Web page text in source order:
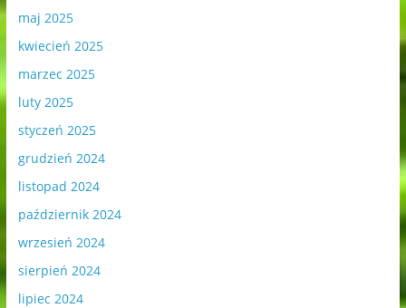
maj 2025
kwiecień 2025
marzec 2025
luty 2025
styczeń 2025
grudzień 2024
listopad 2024
październik 2024
wrzesień 2024
sierpień 2024
lipiec 2024